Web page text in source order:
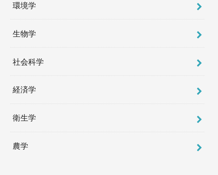
環境学
生物学
社会科学
経済学
衛生学
農学